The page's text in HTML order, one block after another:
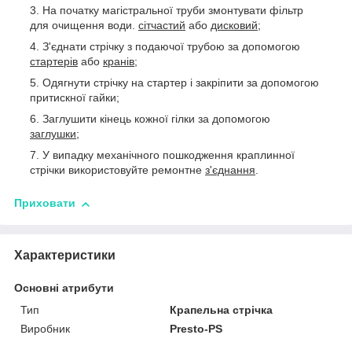
На початку магістральної труби змонтувати фільтр
для очищення води. сітчастий або дисковий;
З'єднати стрічку з подаючої трубою за допомогою
стартерів або кранів;
Одягнути стрічку на стартер і закріпити за допомогою
притискної гайки;
Заглушити кінець кожної гілки за допомогою
заглушки;
У випадку механічного пошкодження краплинної
стрічки використовуйте ремонтне з'єднання.
Приховати
Характеристики
Основні атрибути
Тип
Крапельна стрічка
Виробник
Presto-PS